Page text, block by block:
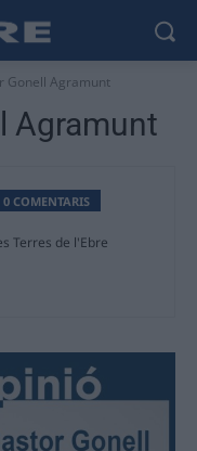
Gonell Agramunt
Agramunt
0 COMENTARIS
Terres de l'Ebre